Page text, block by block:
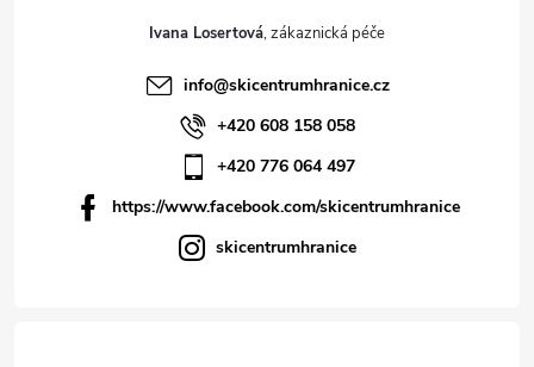
Ivana Losertová
info@skicentrumhranice.cz
+420 608 158 058
+420 776 064 497
https://www.facebook.com/skicentrumhranice
skicentrumhranice